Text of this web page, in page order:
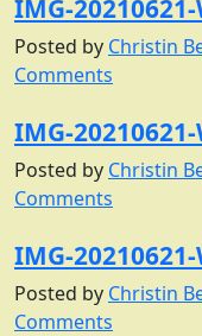
IMG-
Posted by Christin
Comments
IMG-
Posted by Christin
Comments
IMG-
Posted by Christin
Comments